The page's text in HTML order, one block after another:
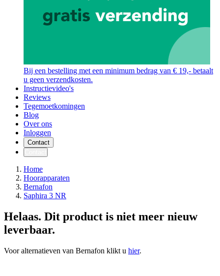
Bij een bestelling met een minimum bedrag van € 19,- betaalt
u geen verzendkosten.
Instructievideo's
Reviews
Tegemoetkomingen
Blog
Over ons
Inloggen
Contact
Home
Hoorapparaten
Bernafon
Saphira 3 NR
Helaas. Dit product is niet meer nieuw
leverbaar.
Voor alternatieven van Bernafon klikt u hier.